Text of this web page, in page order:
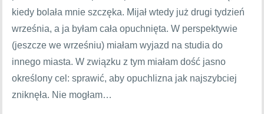
kiedy bolała mnie szczęka. Mijał wtedy już drugi tydzień
września, a ja byłam cała opuchnięta. W perspektywie
(jeszcze we wrześniu) miałam wyjazd na studia do
innego miasta. W związku z tym miałam dość jasno
określony cel: sprawić, aby opuchlizna jak najszybciej
zniknęła. Nie mogłam…